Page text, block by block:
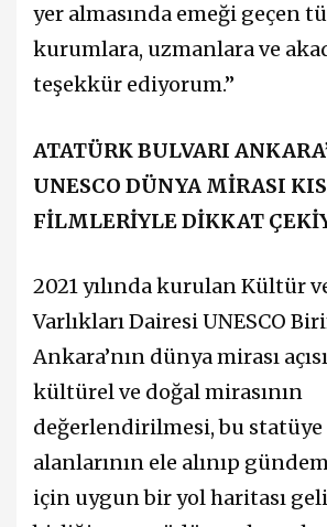
yer almasında emeği geçen
kurumlara, uzmanlara ve
teşekkür ediyorum.”
ATATÜRK BULVARI
UNESCO DÜNYA MİRASI
FİLMLERİYLE DİKKAT
2021 yılında kurulan Kültür
Varlıkları Dairesi UNESCO
Ankara’nın dünya mirası
kültürel ve doğal mirasının
değerlendirilmesi, bu
alanlarının ele alınıp
için uygun bir yol haritası